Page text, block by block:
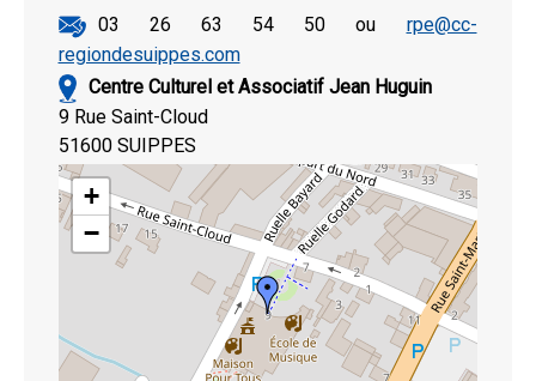
03 26 63 54 50 ou rpe@cc-
regiondesuippes.com
Centre Culturel et Associatif Jean Huguin
9 Rue Saint-Cloud
51600 SUIPPES
+
−